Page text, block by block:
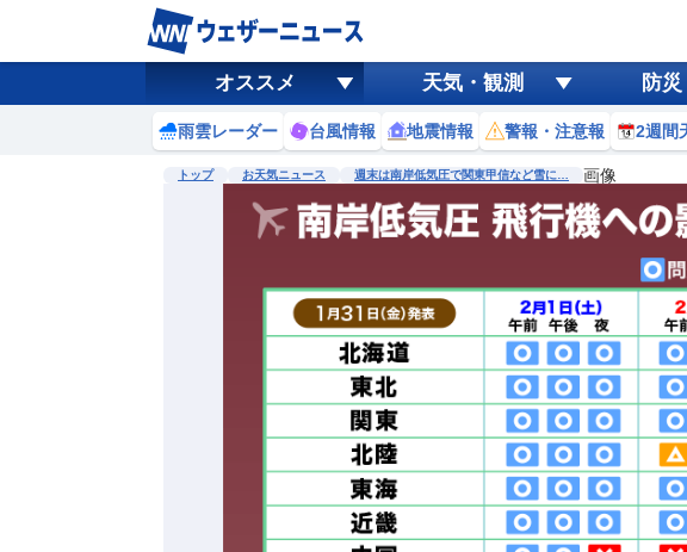
オススメ 天気・観測 防
雨雲レーダー 台風情報 地震情報 警報・注意報 2週間
トップ お天気ニュース 週末は南岸低気圧で関東甲信など雪に… 画像